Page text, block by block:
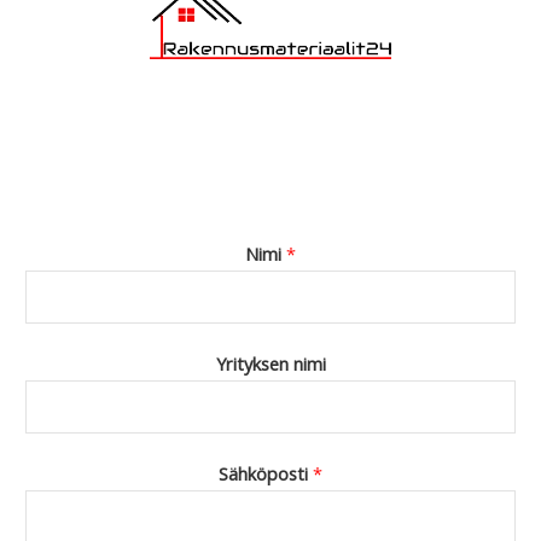
Nimi *
Yrityksen nimi
Sähköposti *